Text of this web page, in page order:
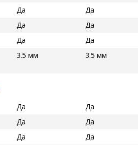
Да
Да
Да
Да
Да
Да
3.5 мм 3.5 мм
Да
Да
Да
Да
Да
Да